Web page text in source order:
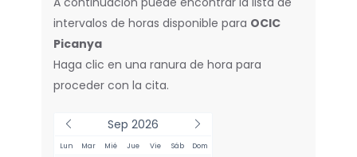
intervalos de horas disponible para OCIC
Picanya
Haga clic en una ranura de hora para
proceder con la cita.
Sep 2026
Lun Mar Mié Jue Vie Sáb Dom